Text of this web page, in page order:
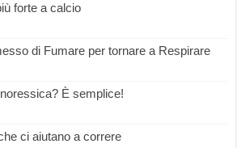
forte a calcio
di Fumare per tornare a Respirare
È semplice!
ci aiutano a correre